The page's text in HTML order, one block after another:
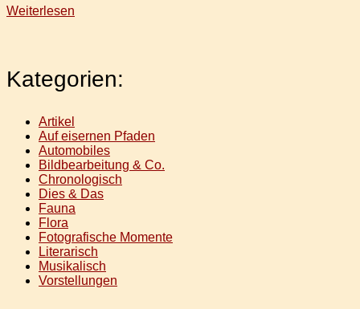
Weiterlesen
Kategorien:
Artikel
Auf eisernen Pfaden
Automobiles
Bildbearbeitung & Co.
Chronologisch
Dies & Das
Fauna
Flora
Fotografische Momente
Literarisch
Musikalisch
Vorstellungen